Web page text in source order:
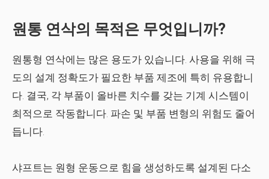
원통 연삭의 목적은 무엇입니까?
원통형 연삭에는 많은 용도가 있습니다. 사용을 위해 극
도의 설계 정확도가 필요한 부품 제조에 특히 유용합니
다. 결국, 각 부품이 올바른 치수를 갖는 기계 시스템이
최적으로 작동합니다. 파손 및 부품 변형의 위험도 줄어
듭니다.
샤프트는 원형 운동으로 힘을 생성하도록 설계된 다소